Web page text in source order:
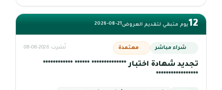
12يوم متبقي لتقديم العروض2026-08-21
شراء مباشر معتمدة نُشرت 2026-08-08
تجديد شهادة اختبار ************** ****** ************
*****************